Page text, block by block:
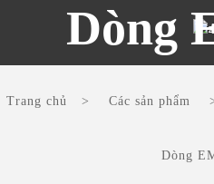
Dòng
Trang chủ Các sản phẩm
Dòng